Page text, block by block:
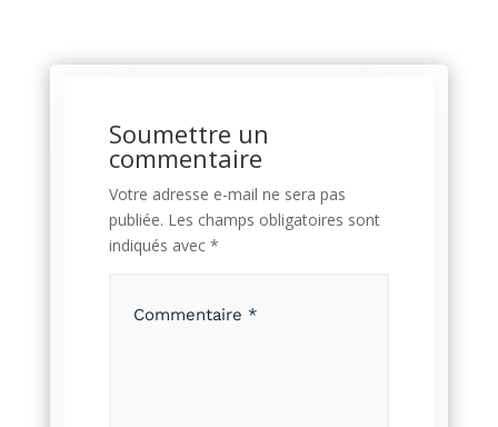
Soumettre un
commentaire
Votre adresse e-mail ne sera pas
publiée. Les champs obligatoires sont
indiqués avec *